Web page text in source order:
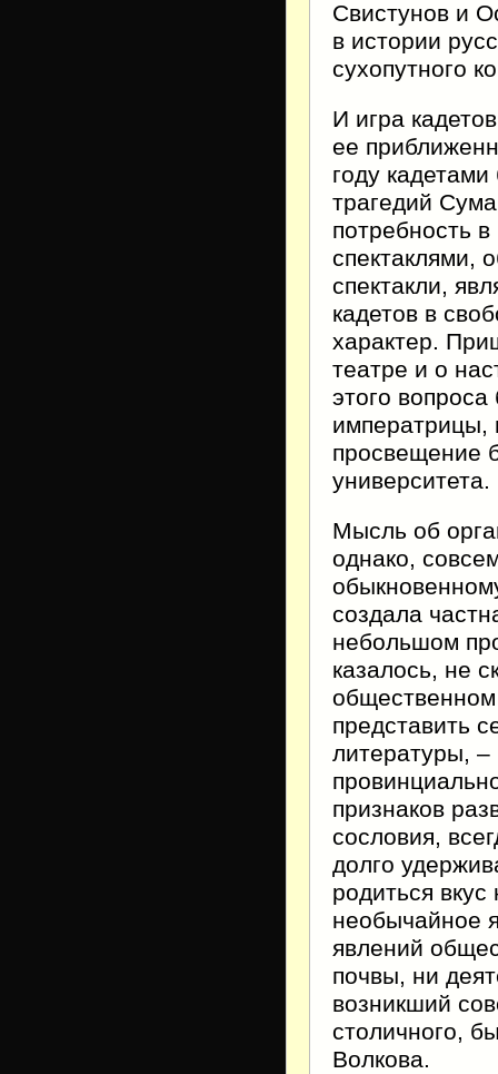
Свистунов и
в истории
сухопутного
И игра
ее
году
трагедий
потребность
спектаклями,
спектакли,
кадетов в
характер.
театре и о
этого
императрицы,
просвещение
университета.
Мысль об
однако,
создала
небольшом
казалось, не
общественном
представить
литературы, –
признаков
сословия,
долго
родиться
необычайное
явлений
почвы, ни
возникший
столичного,
Волкова.